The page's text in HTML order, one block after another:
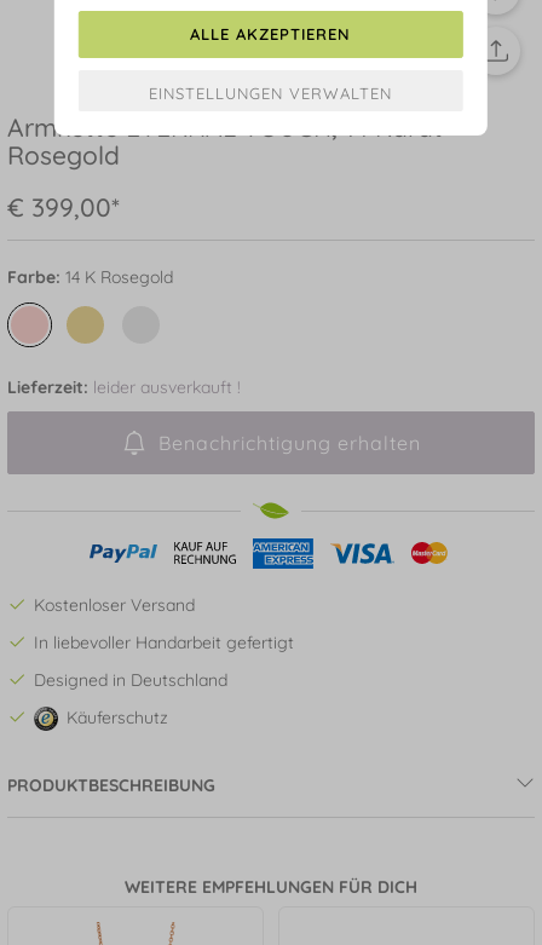
Armkette ETERNAL TOUCH, 14 Karat
Rosegold
€ 399,00*
Farbe: 14 K Rosegold
Lieferzeit: leider ausverkauft !
Benachrichtigung erhalten
Kostenloser Versand
In liebevoller Handarbeit gefertigt
Designed in Deutschland
Käuferschutz
PRODUKTBESCHREIBUNG
WEITERE EMPFEHLUNGEN FÜR DICH
ALLE AKZEPTIEREN